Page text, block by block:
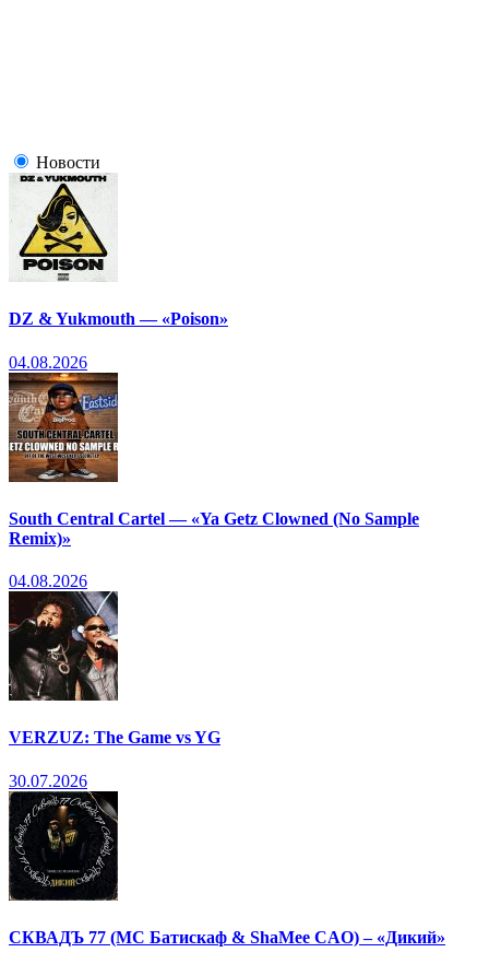
Новости
DZ & Yukmouth — «Poison»
04.08.2026
South Central Cartel — «Ya Getz Clowned (No Sample
Remix)»
04.08.2026
VERZUZ: The Game vs YG
30.07.2026
СКВАДЪ 77 (МС Батискаф & ShaMee CAO) – «Дикий»